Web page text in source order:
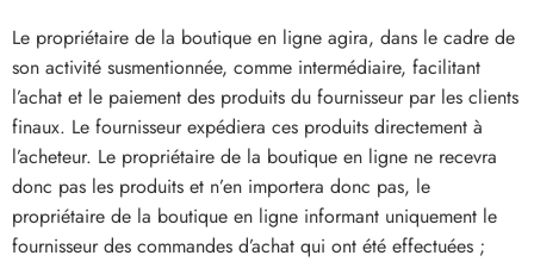
Le propriétaire de la boutique en ligne agira, dans le cadre de
son activité susmentionnée, comme intermédiaire, facilitant
l’achat et le paiement des produits du fournisseur par les clients
finaux. Le fournisseur expédiera ces produits directement à
l’acheteur. Le propriétaire de la boutique en ligne ne recevra
donc pas les produits et n’en importera donc pas, le
propriétaire de la boutique en ligne informant uniquement le
fournisseur des commandes d’achat qui ont été effectuées ;